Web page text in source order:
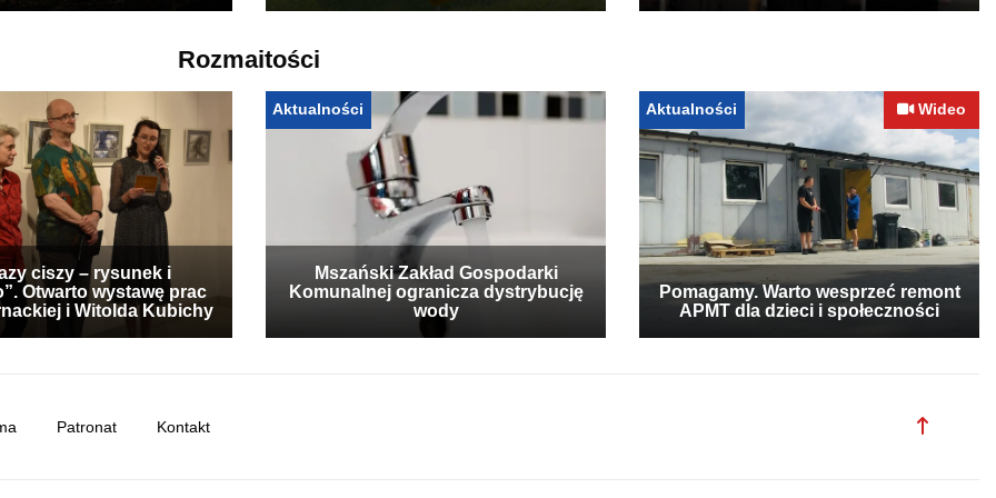
Rozmaitości
ciszy – rysunek i
Otwarto wystawę prac
i Witolda Kubichy
Aktualności
Mszański Zakład Gospodarki
Komunalnej ogranicza dystrybucję
wody
Aktualności Wideo
Pomagamy. Warto wesprzeć remont
APMT dla dzieci i społeczności
Patronat Kontakt